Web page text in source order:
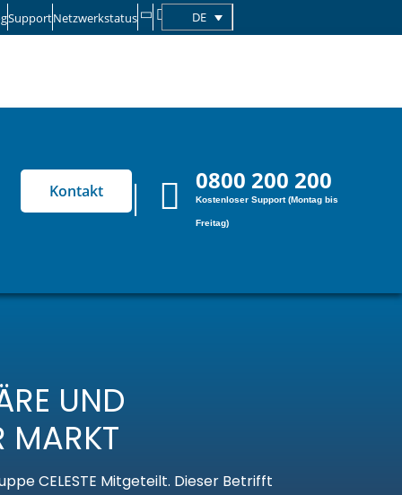
SupportNetzwerkstatus DE
Kontakt 0800 200 200
Kostenloser Support (Montag bis
Freitag)
UND
MARKT
CELESTE Mitgeteilt. Dieser Betrifft